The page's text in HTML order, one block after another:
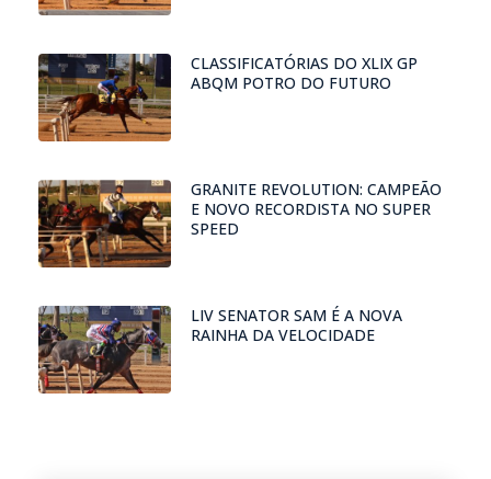
CLASSIFICATÓRIAS DO XLIX GP
ABQM POTRO DO FUTURO
GRANITE REVOLUTION: CAMPEÃO
E NOVO RECORDISTA NO SUPER
SPEED
LIV SENATOR SAM É A NOVA
RAINHA DA VELOCIDADE